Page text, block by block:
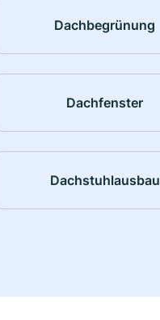
Dachbegrünung
Dachfenster
Dachstuhlausbau